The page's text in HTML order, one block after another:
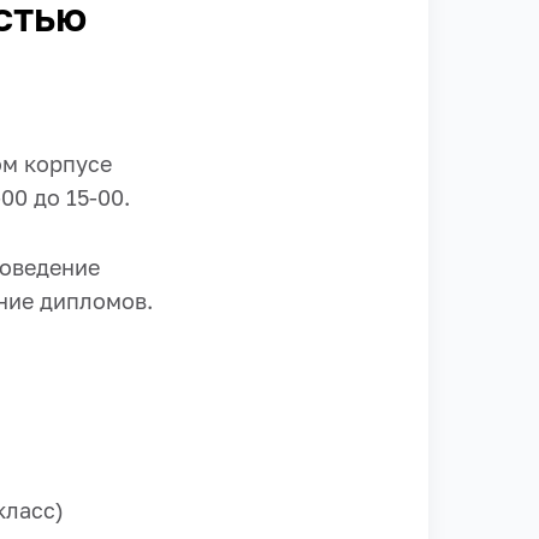
корпусе
до 15-00.
дипломов.